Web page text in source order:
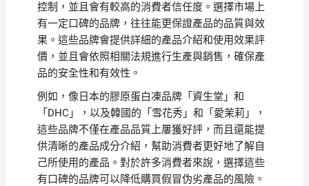
控制，並且會有較高的消費者信任度。選擇市場上
有一定口碑的品牌，往往能更保證產品的品質與效
果。這些品牌會提供詳細的產品介紹和使用效果評
價，並且會依照相關法規進行生產與銷售，確保產
品的安全性和有效性。
例如，像日本的膠原蛋白凍品牌「資生堂」和
「DHC」，以及韓國的「雪花秀」和「愛茉莉」，
這些品牌不僅在產品品質上屢獲好評，而且還能提
供清晰的產品成分介紹，幫助消費者更好地了解自
己所使用的產品。對於許多消費者來說，選擇這些
有口碑的品牌可以降低購買假冒伪劣產品的風險。